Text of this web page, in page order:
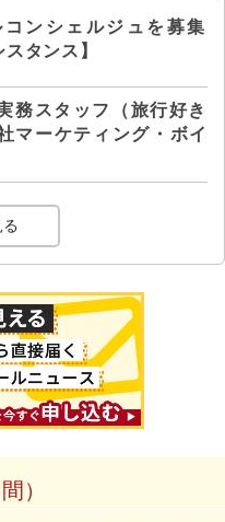
ンシェルジュを募集
タンス】
務スタッフ（旅行好き
マーケティング・ボイ
）